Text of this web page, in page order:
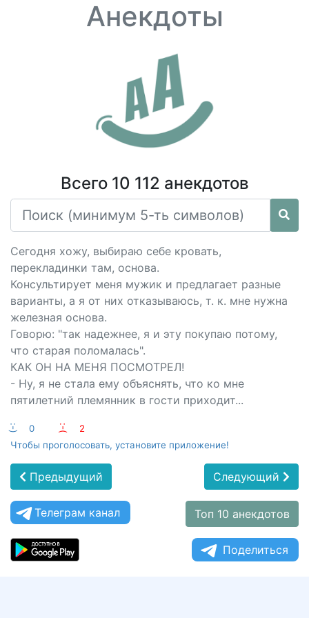
Анекдоты
Всего 10 112 анекдотов
Сегодня хожу, выбираю себе кровать,
перекладинки там, основа.
Консультирует меня мужик и предлагает разные
варианты, а я от них отказываюсь, т. к. мне нужна
железная основа.
Говорю: "так надежнее, я и эту покупаю потому,
что старая поломалась".
КАК ОН НА МЕНЯ ПОСМОТРЕЛ!
- Ну, я не стала ему объяснять, что ко мне
пятилетний племянник в гости приходит...
:-) 0 :-(
2
Чтобы проголосовать, установите приложение!
Предыдущий Следующий
Телеграм канал Топ 10 анекдотов
Поделиться